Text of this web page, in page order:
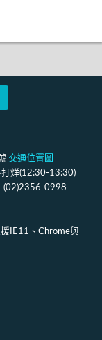
交通位置圖
烊(12:30-13:30)
(02)2356-0998
IE11、Chrome與